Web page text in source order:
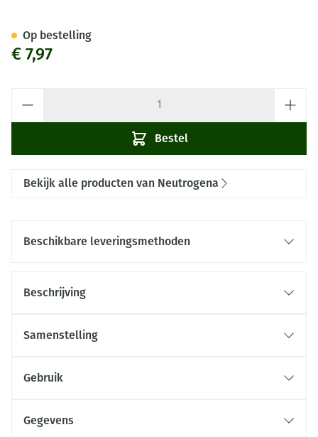
€ 7,97
Bestel
Op bestelling
Bekijk alle producten van Neutrogena
Beschikbare leveringsmethoden
Beschrijving
Samenstelling
Gebruik
Gegevens